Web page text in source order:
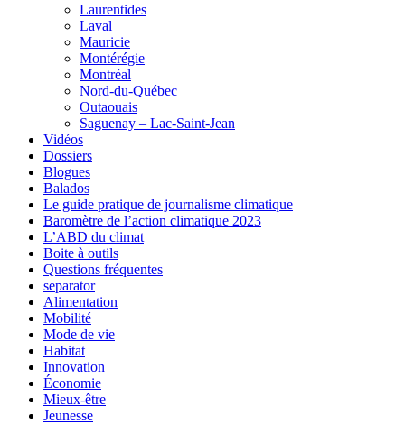
Laurentides
Laval
Mauricie
Montérégie
Montréal
Nord-du-Québec
Outaouais
Saguenay – Lac-Saint-Jean
Vidéos
Dossiers
Blogues
Balados
Le guide pratique de journalisme climatique
Baromètre de l’action climatique 2023
L’ABD du climat
Boite à outils
Questions fréquentes
separator
Alimentation
Mobilité
Mode de vie
Habitat
Innovation
Économie
Mieux-être
Jeunesse